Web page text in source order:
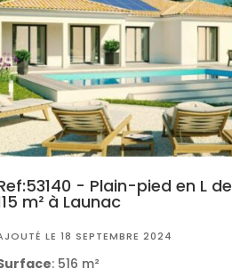
- Plain-pied en L de
m² à Launac
LE 18 SEPTEMBRE 2024
: 516 m²